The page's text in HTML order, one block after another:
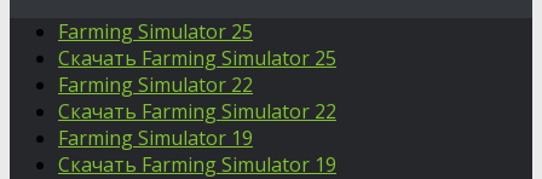
Farming Simulator 25
Скачать Farming Simulator 25
Farming Simulator 22
Скачать Farming Simulator 22
Farming Simulator 19
Скачать Farming Simulator 19